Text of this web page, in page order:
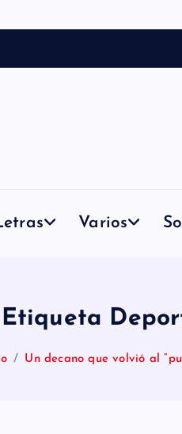
Varios
Etiqueta
Un decano que volvió al